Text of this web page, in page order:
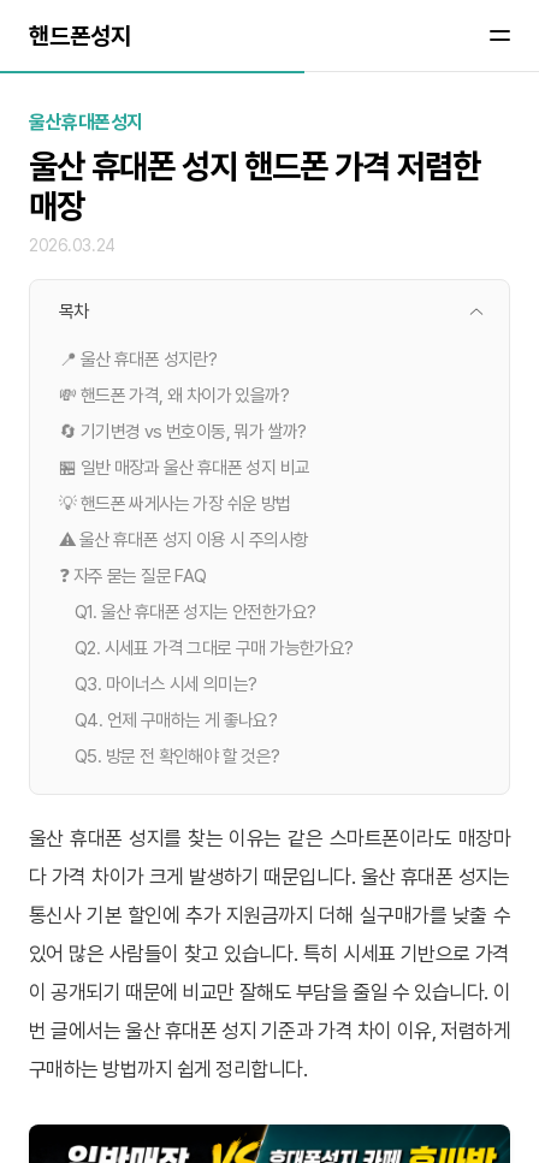
핸드폰성지
울산휴대폰성지
울산 휴대폰 성지 핸드폰 가격 저렴한
매장
2026.03.24
목차
📍 울산 휴대폰 성지란?
💸 핸드폰 가격, 왜 차이가 있을까?
🔄 기기변경 vs 번호이동, 뭐가 쌀까?
🏪 일반 매장과 울산 휴대폰 성지 비교
💡 핸드폰 싸게사는 가장 쉬운 방법
⚠️ 울산 휴대폰 성지 이용 시 주의사항
❓ 자주 묻는 질문 FAQ
Q1. 울산 휴대폰 성지는 안전한가요?
Q2. 시세표 가격 그대로 구매 가능한가요?
Q3. 마이너스 시세 의미는?
Q4. 언제 구매하는 게 좋나요?
Q5. 방문 전 확인해야 할 것은?
울산 휴대폰 성지를 찾는 이유는 같은 스마트폰이라도 매장마
다 가격 차이가 크게 발생하기 때문입니다. 울산 휴대폰 성지는
통신사 기본 할인에 추가 지원금까지 더해 실구매가를 낮출 수
있어 많은 사람들이 찾고 있습니다. 특히 시세표 기반으로 가격
이 공개되기 때문에 비교만 잘해도 부담을 줄일 수 있습니다. 이
번 글에서는 울산 휴대폰 성지 기준과 가격 차이 이유, 저렴하게
구매하는 방법까지 쉽게 정리합니다.